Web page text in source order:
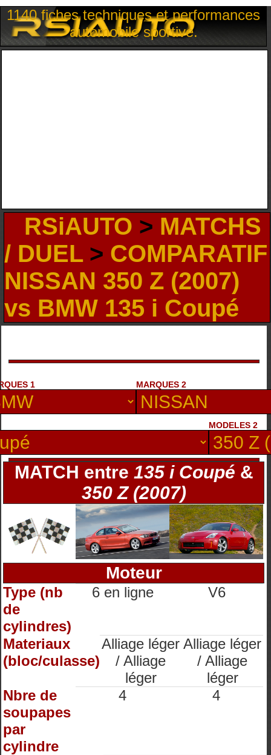
1140 fiches techniques et performances
automobile sportive.
RSiAUTO > MATCHS
/ DUEL> COMPARATIF
NISSAN 350 Z (2007)
vs BMW 135 i Coupé
1 MARQUES 2
MODELES 2
MATCH entre 135 i Coupé &
350 Z (2007)
Moteur
Type (nb
de
cylindres)
6 en ligne V6
Materiaux
(bloc/culasse)
Alliage léger
/ Alliage
léger
Alliage léger
/ Alliage
léger
Nbre de
soupapes
par
cylindre
4 4